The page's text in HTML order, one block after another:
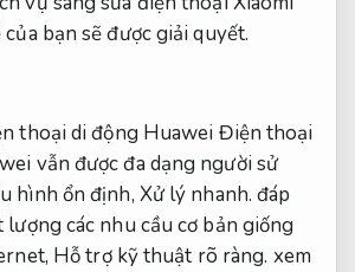
của bạn sẽ được giải quyết.
thoại di động Huawei Điện thoại
vẫn được đa dạng người sử
hình ổn định, Xử lý nhanh. đáp
các nhu cầu cơ bản giống
Hỗ trợ kỹ thuật rõ ràng. xem